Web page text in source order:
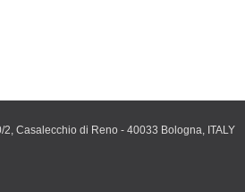
Casalecchio di Reno - 40033 Bologna, ITALY